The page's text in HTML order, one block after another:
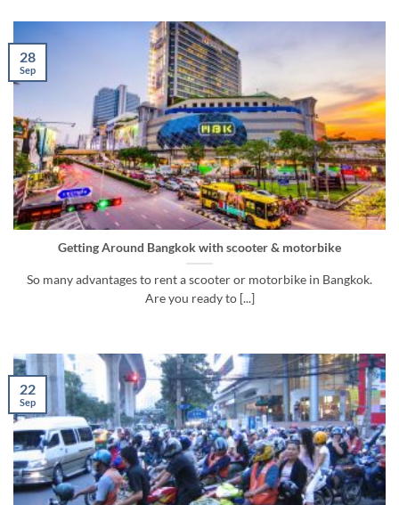
Getting Around Bangkok with scooter & motorbike
So many advantages to rent a scooter or motorbike in Bangkok.
Are you ready to [...]
28
Sep
22
Sep